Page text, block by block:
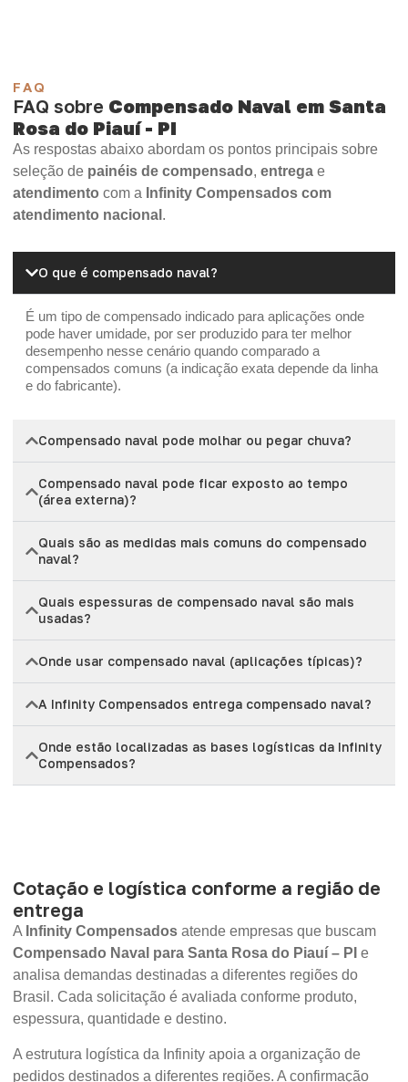
FAQ
FAQ sobre Compensado Naval em Santa
Rosa do Piauí - PI
As respostas abaixo abordam os pontos principais sobre
seleção de painéis de compensado, entrega e
atendimento com a Infinity Compensados com
atendimento nacional .
O que é compensado naval?
É um tipo de compensado indicado para aplicações onde
pode haver umidade, por ser produzido para ter melhor
desempenho nesse cenário quando comparado a
compensados comuns (a indicação exata depende da linha
e do fabricante).
Compensado naval pode molhar ou pegar chuva?
Compensado naval pode ficar exposto ao tempo
(área externa)?
Quais são as medidas mais comuns do compensado
naval?
Quais espessuras de compensado naval são mais
usadas?
Onde usar compensado naval (aplicações típicas)?
A Infinity Compensados entrega compensado naval?
Onde estão localizadas as bases logísticas da Infinity
Compensados?
Cotação e logística conforme a região de
entrega
A Infinity Compensados atende empresas que buscam
Compensado Naval para Santa Rosa do Piauí – PI e
analisa demandas destinadas a diferentes regiões do
Brasil. Cada solicitação é avaliada conforme produto,
espessura, quantidade e destino.
A estrutura logística da Infinity apoia a organização de
pedidos destinados a diferentes regiões. A confirmação